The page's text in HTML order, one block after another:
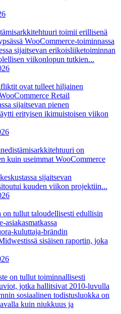
toimii erillisenä
WooCommerce-toiminnassa
sijaitsevan erikoisliiketoiminnan
viikonlopun tutkien...
ovat tulleet hiljainen
Retail
sijaitsevan pienen
erityisen ikimuistoisen viikon
on
kuin useimmat WooCommerce
sijaitsevan
kuuden viikon projektiin...
tullut taloudellisesti edullisin
kuluttaja-brändin
sisäisen raportin, joka
on tullut toiminnallisesti
jotka hallitsivat 2010-luvulla
sosiaalinen todistusluokka on
kuin niukkuus ja